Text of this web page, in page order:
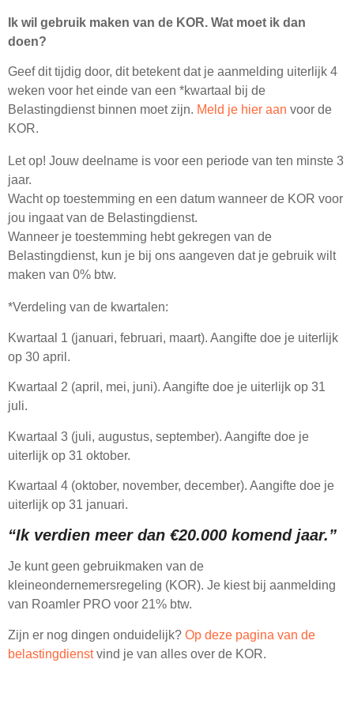
Ik wil gebruik maken van de KOR. Wat moet ik dan
doen?
Geef dit tijdig door, dit betekent dat je aanmelding uiterlijk 4
weken voor het einde van een *kwartaal bij de
Belastingdienst binnen moet zijn. Meld je hier aan voor de
KOR.
Let op! Jouw deelname is voor een periode van ten minste 3
jaar.
Wacht op toestemming en een datum wanneer de KOR voor
jou ingaat van de Belastingdienst.
Wanneer je toestemming hebt gekregen van de
Belastingdienst, kun je bij ons aangeven dat je gebruik wilt
maken van 0% btw.
*Verdeling van de kwartalen:
Kwartaal 1 (januari, februari, maart). Aangifte doe je uiterlijk
op 30 april.
Kwartaal 2 (april, mei, juni). Aangifte doe je uiterlijk op 31
juli.
Kwartaal 3 (juli, augustus, september). Aangifte doe je
uiterlijk op 31 oktober.
Kwartaal 4 (oktober, november, december). Aangifte doe je
uiterlijk op 31 januari.
“Ik verdien meer dan €20.000 komend jaar.”
Je kunt geen gebruikmaken van de
kleineondernemersregeling (KOR). Je kiest bij aanmelding
van Roamler PRO voor 21% btw.
Zijn er nog dingen onduidelijk? Op deze pagina van de
belastingdienstvind je van alles over de KOR.